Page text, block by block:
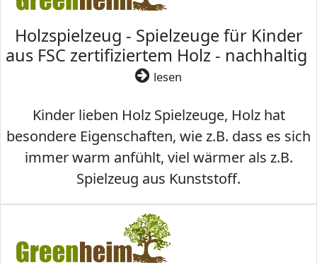
Holzspielzeug - Spielzeuge für Kinder
aus FSC zertifiziertem Holz - nachhaltig
lesen
Kinder lieben Holz Spielzeuge, Holz hat
besondere Eigenschaften, wie z.B. dass es sich
immer warm anfühlt, viel wärmer als z.B.
Spielzeug aus Kunststoff.